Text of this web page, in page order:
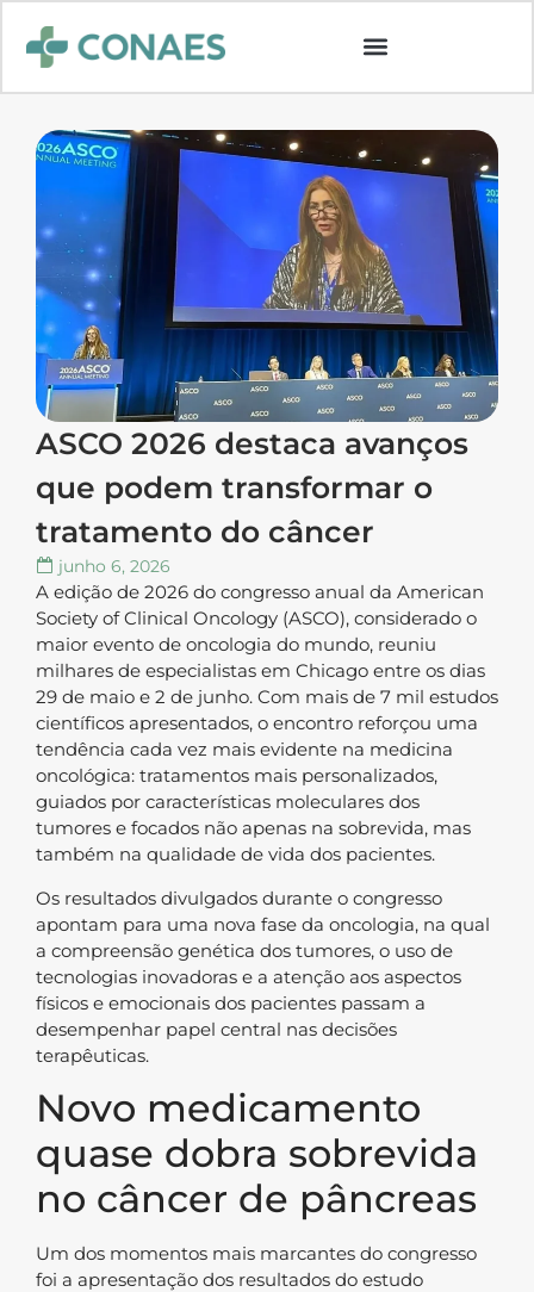
ASCO 2026 destaca avanços
que podem transformar o
tratamento do câncer
junho 6, 2026
A edição de 2026 do congresso anual da American
Society of Clinical Oncology (ASCO), considerado o
maior evento de oncologia do mundo, reuniu
milhares de especialistas em Chicago entre os dias
29 de maio e 2 de junho. Com mais de 7 mil estudos
científicos apresentados, o encontro reforçou uma
tendência cada vez mais evidente na medicina
oncológica: tratamentos mais personalizados,
guiados por características moleculares dos
tumores e focados não apenas na sobrevida, mas
também na qualidade de vida dos pacientes.
Os resultados divulgados durante o congresso
apontam para uma nova fase da oncologia, na qual
a compreensão genética dos tumores, o uso de
tecnologias inovadoras e a atenção aos aspectos
físicos e emocionais dos pacientes passam a
desempenhar papel central nas decisões
terapêuticas.
Novo medicamento
quase dobra sobrevida
no câncer de pâncreas
Um dos momentos mais marcantes do congresso
foi a apresentação dos resultados do estudo